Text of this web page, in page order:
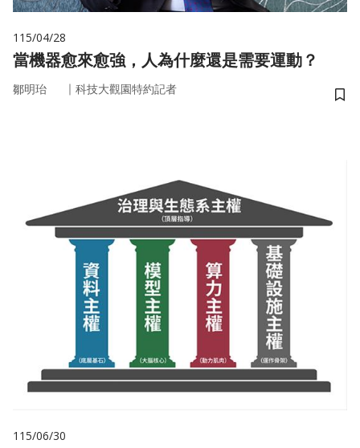
115/04/28
當機器愈來愈強，人為什麼還是需要運動？
鄒明珆 ｜ 科技大觀園特約記者
儲
115/06/30